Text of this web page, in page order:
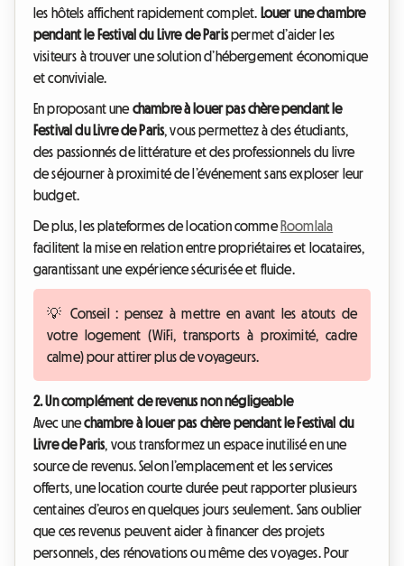
les hôtels affichent rapidement complet. Louer une chambre
pendant le Festival du Livre de Parispermet d’aider les
visiteurs à trouver une solution d’hébergement économique
et conviviale.
En proposant unechambre à louer pas chère pendant le
Festival du Livre de Paris, vous permettez à des étudiants,
des passionnés de littérature et des professionnels du livre
de séjourner à proximité de l’événement sans exploser leur
budget.
De plus, les plateformes de location comme Roomlala
facilitent la mise en relation entre propriétaires et locataires,
garantissant une expérience sécurisée et fluide.
💡 Conseil : pensez à mettre en avant les atouts de
votre logement (WiFi, transports à proximité, cadre
calme) pour attirer plus de voyageurs.
2. Un complément de revenus non négligeable
Avec unechambre à louer pas chère pendant le Festival du
Livre de Paris, vous transformez un espace inutilisé en une
source de revenus. Selon l’emplacement et les services
offerts, une location courte durée peut rapporter plusieurs
centaines d’euros en quelques jours seulement. Sans oublier
que ces revenus peuvent aider à financer des projets
personnels, des rénovations ou même des voyages. Pour